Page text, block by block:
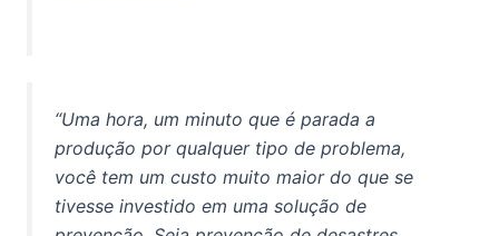
“Uma hora, um minuto que é parada a
produção por qualquer tipo de problema,
você tem um custo muito maior do que se
tivesse investido em uma solução de